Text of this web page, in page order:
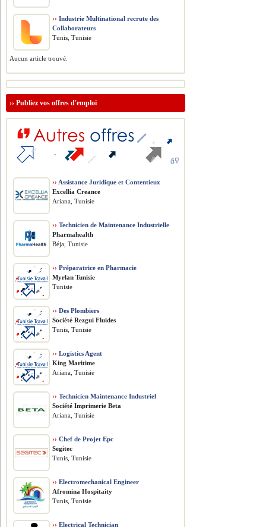
›› Industrie Multinational recrute des
Collaborateurs
Tunis, Tunisie
Aucun article trouvé.
››Publiez vos offres d'emploi
›› Assistance Juridique et Contentieux
Excellia Creance
Ariana, Tunisie
›› Technicien de Maintenance Industrielle
Pharmahealth
Béja, Tunisie
›› Préparatrice en Pharmacie
Myrlan Tunisie
Tunisie
›› Des Plombiers
Société Rezgui Fluides
Tunis, Tunisie
›› Logistics Agent
King Maritime
Ariana, Tunisie
›› Technicien Maintenance Industriel
Société Imprimerie Beta
Ariana, Tunisie
›› Chef de Projet Epc
Segitec
Tunis, Tunisie
›› Electromechanical Engineer
Afromina Hospitaity
Tunis, Tunisie
›› Electrical Technician